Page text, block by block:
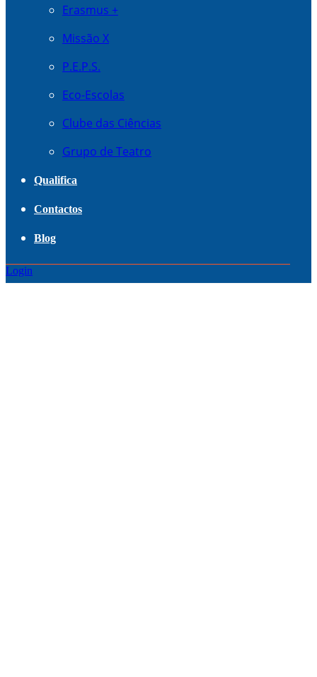
Erasmus +
Missão X
P.E.P.S.
Eco-Escolas
Clube das Ciências
Grupo de Teatro
Qualifica
Contactos
Blog
Login